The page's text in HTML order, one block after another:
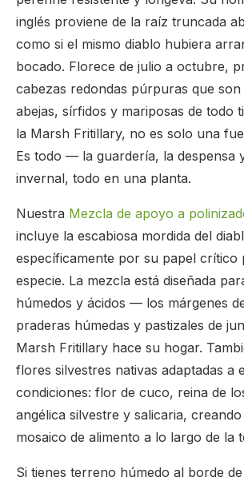
inglés proviene de la raíz truncada
como si el mismo diablo hubiera
bocado. Florece de julio a octubre,
cabezas redondas púrpuras que son
abejas, sírfidos y mariposas de todo
la Marsh Fritillary, no es solo una
Es todo — la guardería, la despensa
invernal, todo en una planta.
Nuestra Mezcla de apoyo a
incluye la escabiosa mordida del
específicamente por su papel crítico
especie. La mezcla está diseñada
húmedos y ácidos — los márgenes
praderas húmedas y pastizales de
Marsh Fritillary hace su hogar.
flores silvestres nativas adaptadas a
condiciones: flor de cuco, reina de
angélica silvestre y salicaria,
mosaico de alimento a lo largo de la
Si tienes terreno húmedo al borde